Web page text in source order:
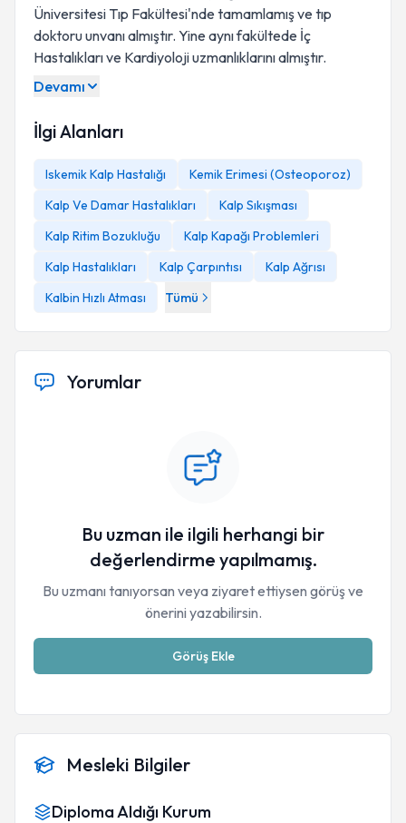
Üniversitesi Tıp Fakültesi'nde tamamlamış ve tıp
doktoru unvanı almıştır. Yine aynı fakültede İç
Hastalıkları ve Kardiyoloji uzmanlıklarını almıştır.
Devamı
İlgi Alanları
Iskemik Kalp Hastalığı
Kemik Erimesi (Osteoporoz)
Kalp Ve Damar Hastalıkları
Kalp Sıkışması
Kalp Ritim Bozukluğu
Kalp Kapağı Problemleri
Kalp Hastalıkları
Kalp Çarpıntısı
Kalp Ağrısı
Kalbin Hızlı Atması
Tümü
Yorumlar
Bu uzman ile ilgili herhangi bir
değerlendirme yapılmamış.
Bu uzmanı tanıyorsan veya ziyaret ettiysen görüş ve
önerini yazabilirsin.
Görüş Ekle
Mesleki Bilgiler
Diploma Aldığı Kurum